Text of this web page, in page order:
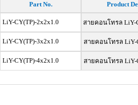
Part No. Product
LiY-CY(TP)-2x2x1.0
สายคอนโทรล LiY-
LiY-CY(TP)-3x2x1.0
สายคอนโทรล LiY-
LiY-CY(TP)-4x2x1.0
สายคอนโทรล LiY-